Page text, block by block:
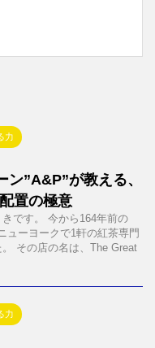
力
ン”A&P”が教える、
置の極意
です。 今から164年前の
ューヨークで1軒の紅茶専門
その店の名は、The Great
力